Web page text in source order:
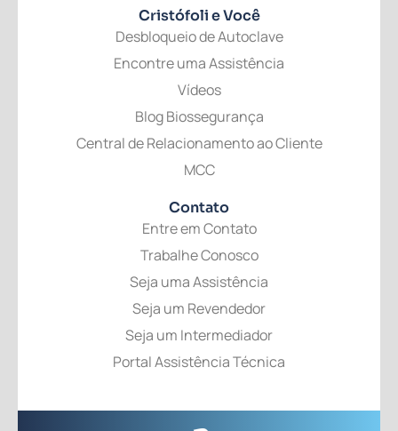
Cristófolie Você
Desbloqueio de Autoclave
Encontre uma Assistência
Vídeos
Blog Biossegurança
Central de Relacionamento ao Cliente
MCC
Contato
Entre em Contato
Trabalhe Conosco
Seja uma Assistência
Seja um Revendedor
Seja um Intermediador
Portal Assistência Técnica